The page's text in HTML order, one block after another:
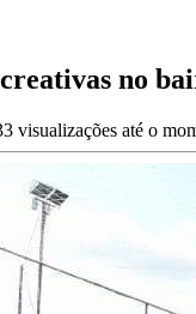
no
visualizações até o